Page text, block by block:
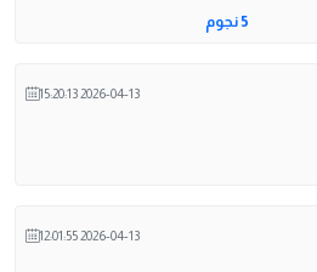
5 نجوم
2026-04-13 15:20:13
2026-04-13 12:01:55